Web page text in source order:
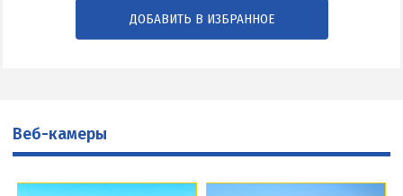
ДОБАВИТЬ В ИЗБРАННОЕ
Веб-камеры